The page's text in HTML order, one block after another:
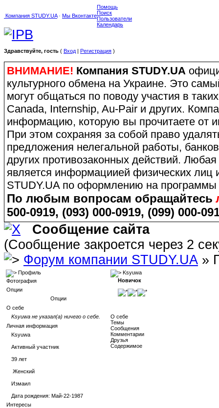
Компания STUDY.UA· Мы Вконтакте
Помощь
Поиск
Пользователи
Календарь
Здравствуйте, гость ( Вход | Регистрация )
ВНИМАНИЕ! Компания STUDY.UA
культурного обмена на Украине. Это
могут общаться по поводу участия в
Canada, Internship, Au-Pair и других.
информацию, которую вы прочитаете от
При этом сохраняя за собой право
предложения нелегальной работы,
других противозаконных действий.
является информациией физических лиц
STUDY.UA по оформлению на
По любым вопросам обращайтесь
500-0919, (093) 000-0919, (099) 000-
Сообщение сайта
(Сообщение закроется через 2
Форум компании STUDY.UA »
Профиль
Фотография
Опции
Опции
О себе
Ksyuwa не указал(а) ничего о себе.
Личная информация
Ksyuwa
Активный участник
39 лет
Женский
Измаил
Дата рождения: Май-22-1987
Интересы
Ksyuwa
Новичок
О себе
Темы
Сообщения
Комментарии
Друзья
Содержимое